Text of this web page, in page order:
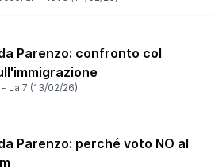
Parenzo: confronto col
La 7 (13/02/26)
Parenzo: perché voto NO al